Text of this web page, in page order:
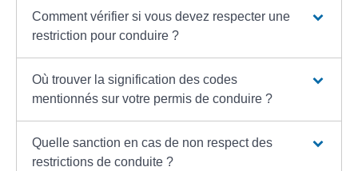
Comment vérifier si vous devez respecter une
restriction pour conduire ?
Où trouver la signification des codes
mentionnés sur votre permis de conduire ?
Quelle sanction en cas de non respect des
restrictions de conduite ?